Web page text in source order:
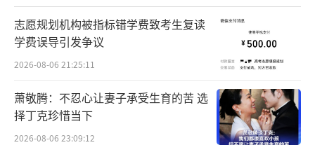
志愿规划机构被指标错学费致考生复读
学费误导引发争议
2026-08-06 21:25:11
萧敬腾：不忍心让妻子承受生育的苦 选
择丁克珍惜当下
2026-08-06 23:09:12